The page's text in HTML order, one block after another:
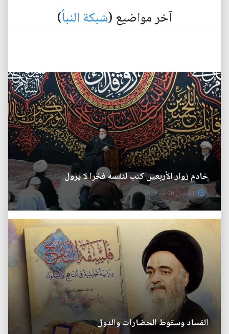
آخر مواضيع (شبكة النبأ)
خادم زوار الأربعين كتب لنفسه فخرا لا يزول
الخميس 06 آب 2026
الفساد وسقوط الحضارات والدول